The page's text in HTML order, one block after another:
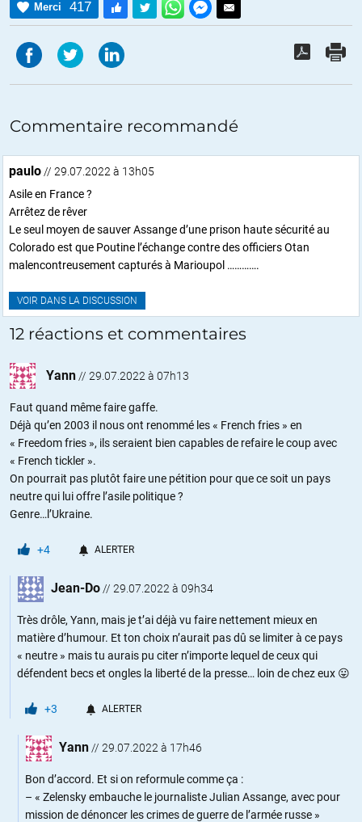
Merci 417
Commentaire recommandé
paulo // 29.07.2022 à 13h05
Asile en France ?
Arrêtez de rêver
Le seul moyen de sauver Assange d’une prison haute sécurité au
Colorado est que Poutine l’échange contre des officiers Otan
malencontreusement capturés à Marioupol ………….
VOIR DANS LA DISCUSSION
12 réactions et commentaires
Yann // 29.07.2022 à 07h13
Faut quand même faire gaffe.
Déjà qu’en 2003 il nous ont renommé les « French fries » en
« Freedom fries », ils seraient bien capables de refaire le coup avec
« French tickler ».
On pourrait pas plutôt faire une pétition pour que ce soit un pays
neutre qui lui offre l’asile politique ?
Genre…l’Ukraine.
+4 ALERTER
Jean-Do // 29.07.2022 à 09h34
Très drôle, Yann, mais je t’ai déjà vu faire nettement mieux en
matière d’humour. Et ton choix n’aurait pas dû se limiter à ce pays
« neutre » mais tu aurais pu citer n’importe lequel de ceux qui
défendent becs et ongles la liberté de la presse… loin de chez eux 😛
+3 ALERTER
Yann // 29.07.2022 à 17h46
Bon d’accord. Et si on reformule comme ça :
– « Zelensky embauche le journaliste Julian Assange, avec pour
mission de dénoncer les crimes de guerre de l’armée russe »